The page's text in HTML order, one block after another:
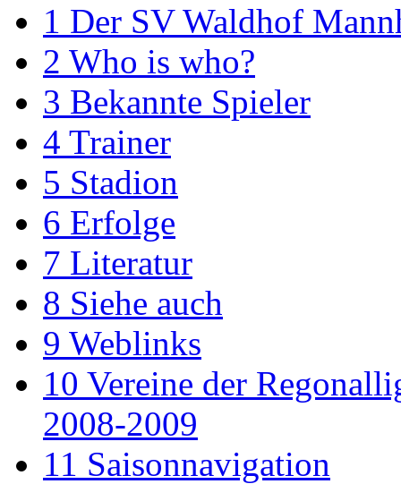
1 Der SV Waldhof
2 Who is who?
3 Bekannte Spieler
4 Trainer
5 Stadion
6 Erfolge
7 Literatur
8 Siehe auch
9 Weblinks
10 Vereine der
2008-2009
11 Saisonnavigation